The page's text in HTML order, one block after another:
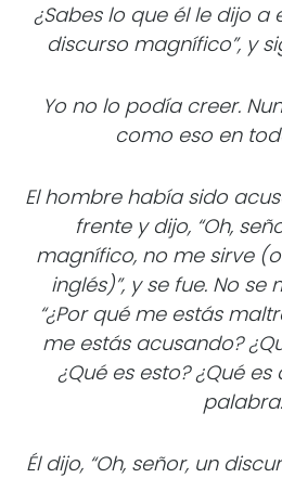
¿Sabes lo que él le dijo a
discurso magnífico”, y
Yo no lo podía creer.
como eso en
El hombre había sido
frente y dijo, “Oh,
magnífico, no me sirve
inglés)”, y se fue. No se
“¿Por qué me estás
me estás acusando?
¿Qué es esto? ¿Qué es
palabra.
Él dijo, “Oh, señor, un